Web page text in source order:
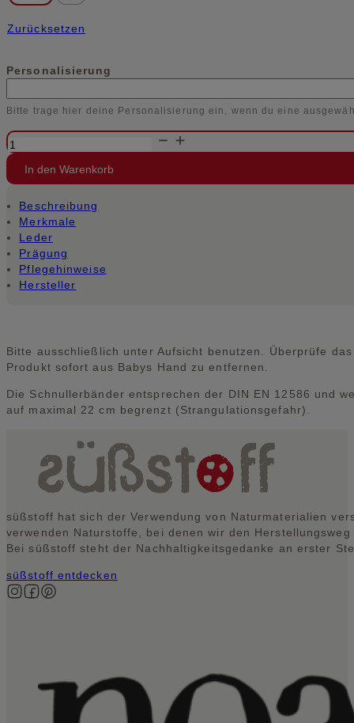
Zurücksetzen
Personalisierung
Bitte trage hier deine Personalisierung ein, wenn du eine
Schnullerband
Menge
In den Warenkorb
Beschreibung
Merkmale
Leder
Prägung
Pflegehinweise
Hersteller
Bitte ausschließlich unter Aufsicht benutzen. Überprüfe
Produkt sofort aus Babys Hand zu entfernen.
Die Schnullerbänder entsprechen der DIN EN 12586 und
auf maximal 22 cm begrenzt (Strangulationsgefahr).
süßstoff hat sich der Verwendung von Naturmaterialien
verwenden Naturstoffe, bei denen wir den Herstellungsweg
Bei süßstoff steht der Nachhaltigkeitsgedanke an erster
süßstoff entdecken
Auf Instagram folgen
Auf Facebook folgen
Auf Pinterest folgen